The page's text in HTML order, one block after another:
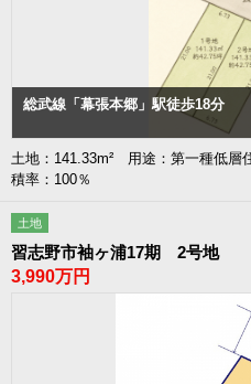
総武線「幕張本郷」駅徒歩18分
土地：141.33m² 用途：第一種低
積率：100％
土地
習志野市袖ヶ浦17期 2号地
3,990万円